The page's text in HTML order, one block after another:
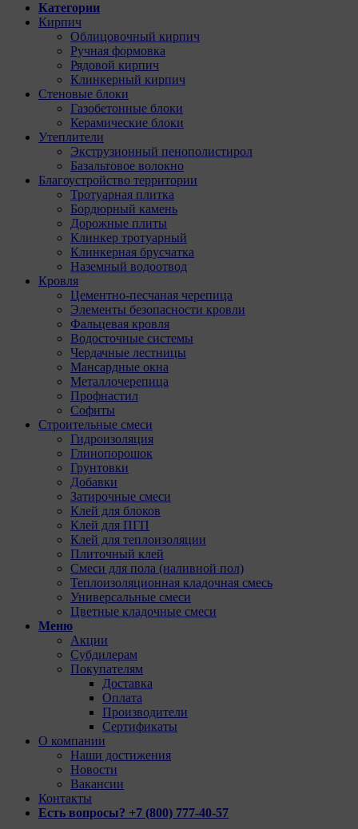
Категории
Кирпич
Облицовочный кирпич
Ручная формовка
Рядовой кирпич
Клинкерный кирпич
Стеновые блоки
Газобетонные блоки
Керамические блоки
Утеплители
Экструзионный пенополистирол
Базальтовое волокно
Благоустройство территории
Тротуарная плитка
Бордюрный камень
Дорожные плиты
Клинкер тротуарный
Клинкерная брусчатка
Наземный водоотвод
Кровля
Цементно-песчаная черепица
Элементы безопасности кровли
Фальцевая кровля
Водосточные системы
Чердачные лестницы
Мансардные окна
Металлочерепица
Профнастил
Софиты
Строительные смеси
Гидроизоляция
Глинопорошок
Грунтовки
Добавки
Затирочные смеси
Клей для блоков
Клей для ПГП
Клей для теплоизоляции
Плиточный клей
Смеси для пола (наливной пол)
Теплоизоляционная кладочная смесь
Универсальные смеси
Цветные кладочные смеси
Меню
Акции
Субдилерам
Покупателям
Доставка
Оплата
Производители
Сертификаты
О компании
Наши достижения
Новости
Вакансии
Контакты
Есть вопросы? +7 (800) 777-40-57